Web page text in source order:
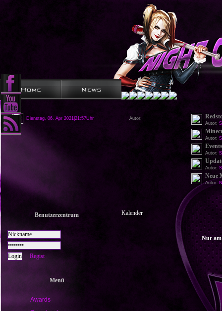
Dienstag, 06. Apr 2021|21:57Uhr Autor:
Autor:
Autor:
Autor:
Autor:
Neue
Autor:
Benutzerzentrum
Regist
Menü
Awards
Kalender
Nur am